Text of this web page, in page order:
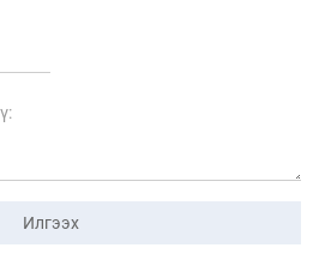
Илгээх